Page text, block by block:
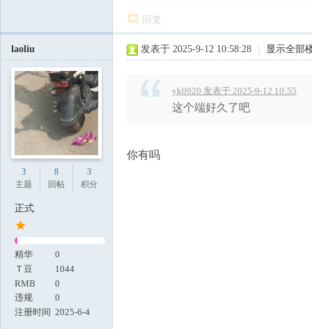
回复
laoliu
3
主题
8
回帖
3
积分
正式
精华
0
Ｔ豆
1044
RMB
0
违规
0
注册时间 2025-6-4
发表于 2025-9-12 10:58:28 显示全部
yk0920 发表于 2025-9-12 10:55
这个端好久了吧
你有吗